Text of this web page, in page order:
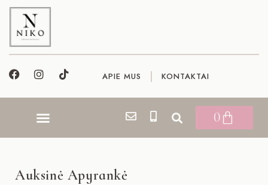
APIE MUS KONTAKTAI
0
Auksinė Apyrankė